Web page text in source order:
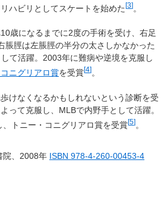
ハビリとしてスケートを始めた[3]。
歳になるまでに2度の手術を受け、右足
脹脛は左脹脛の半分の太さしかなかった
て活躍。2003年に難病や逆境を克服し
コニグリアロ賞を受賞[4] 。
けなくなるかもしれないという診断を受
って克服し、MLBで内野手として活躍。
、トニー・コニグリアロ賞を受賞[5] 。
院、2008年 ISBN 978-4-260-00453-4